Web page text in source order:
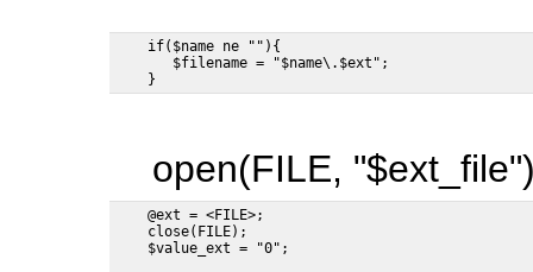
if($name ne ""){
$filename = "$name\.$ext";
open(FILE,
@ext = <FILE>;
close(FILE);